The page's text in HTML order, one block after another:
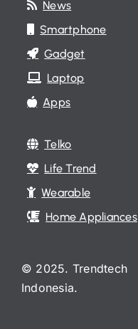
News
Smartphone
Gadget
Laptop
Apps
Telko
Life Trend
Wearable
Home Appliances
© 2025. Trendtech
Indonesia.